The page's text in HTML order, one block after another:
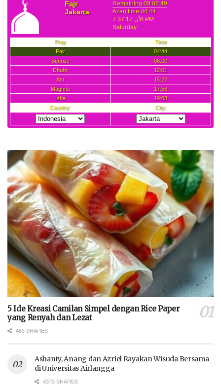
5 Ide Kreasi Camilan Simpel dengan Rice Paper
yang Renyah dan Lezat
483 SHARES
Ashanty, Anang dan Azriel Rayakan Wisuda Bersama
di Universitas Airlangga
4373 SHARES